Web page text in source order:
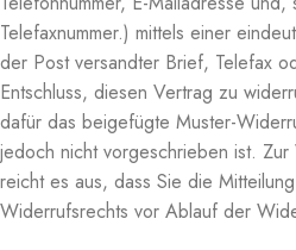
Telefaxnummer.) mittels einer
der Post versandter Brief, Telefax
Entschluss, diesen Vertrag zu
dafür das beigefügte Muster-
jedoch nicht vorgeschrieben ist.
reicht es aus, dass Sie die
Widerrufsrechts vor Ablauf der